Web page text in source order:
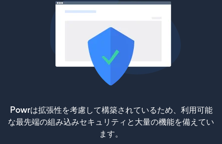
Powrは拡張性を考慮して構築されているため、利用可能
な最先端の組み込みセキュリティと大量の機能を備えてい
ます。